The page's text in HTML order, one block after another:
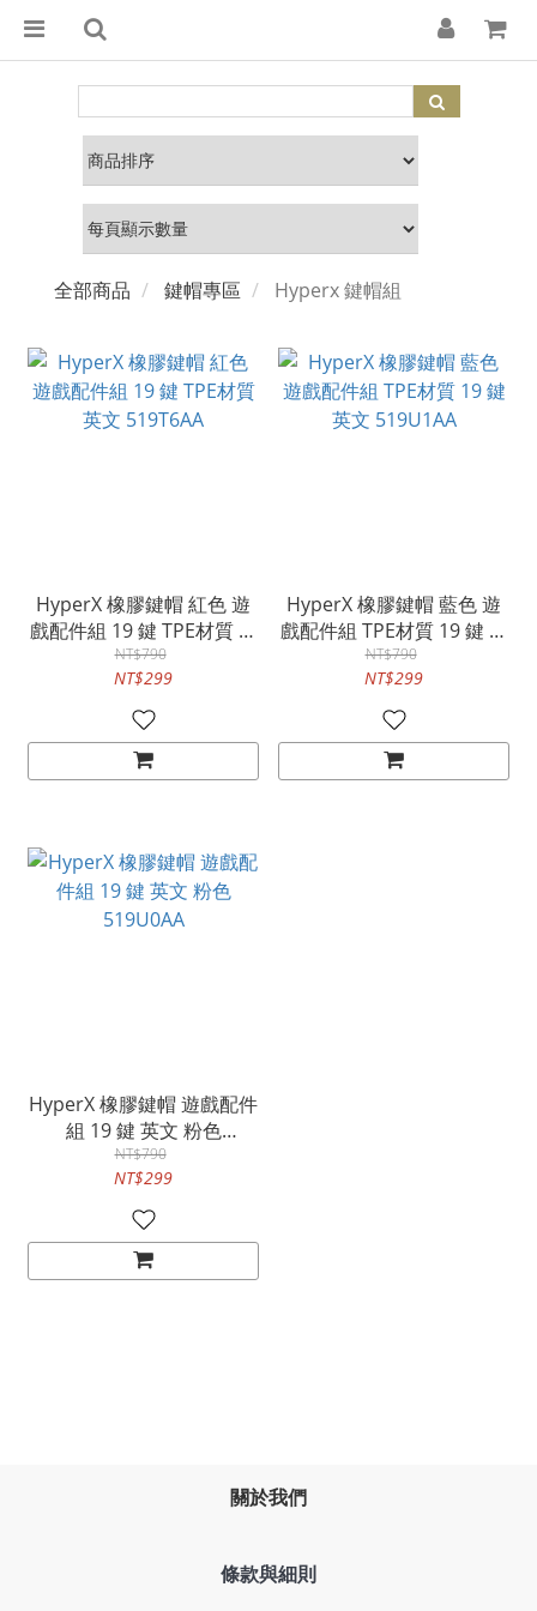
全部商品 鍵帽專區 Hyperx 鍵帽組
HyperX 橡膠鍵帽 紅色 遊
戲配件組 19 鍵 TPE材質 英
文 519T6AA
NT$790
NT$299
HyperX 橡膠鍵帽 藍色 遊
戲配件組 TPE材質 19 鍵 英
文 519U1AA
NT$790
NT$299
HyperX 橡膠鍵帽 遊戲配件
組 19 鍵 英文 粉色
519U0AA
NT$790
NT$299
關於我們
條款與細則